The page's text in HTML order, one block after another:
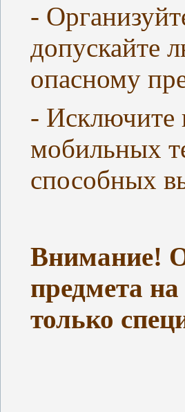
-
допускайте
опасному
- Исключите
мобильных
способных
Внимание!
предмета
только